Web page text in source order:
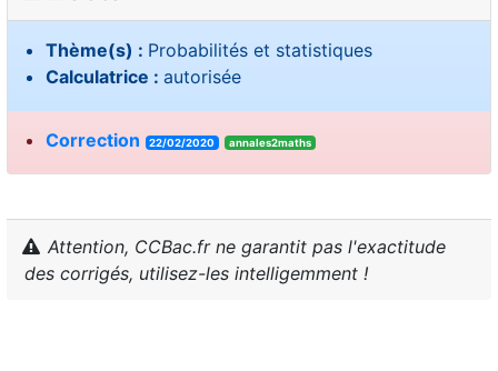
Thème(s) : Probabilités et statistiques
Calculatrice : autorisée
Correction 22/02/2020 annales2maths
Attention, CCBac.fr ne garantit pas l'exactitude
des corrigés, utilisez-les intelligemment !